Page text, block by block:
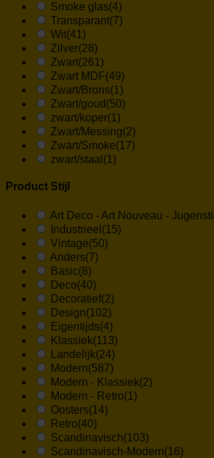
Smoke glas(4)
Transparant(7)
Wit(41)
Zilver(28)
Zwart(261)
Zwart MDF(49)
Zwart/Brons(1)
Zwart/goud (50)
zwart/koper(1)
Zwart/Messing(2)
Zwart/Smoke(17)
zwart/staal (1)
Product Stijl
Art Deco - Art Nouveau - Jugenstill
Industrieel (15)
Vintage(50)
Anders(7)
Basic(8)
Deco(40)
Decoratief(2)
Design(102)
Eigentijds(4)
Klassiek(113)
Landelijk(24)
Modern(587)
Modern - Klassiek(2)
Modern - Retro(1)
Oosters(14)
Retro(40)
Scandinavisch(103)
Scandinavisch-Modern(16)